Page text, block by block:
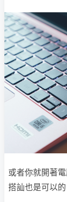
或者你就開著
搭訕也是可以的